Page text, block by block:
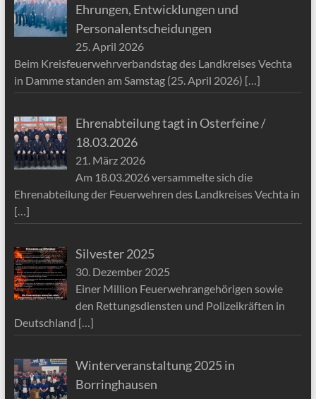
Ehrungen, Entwicklungen und
Personalentscheidungen
25. April 2026
Beim Kreisfeuerwehrverbandstag des Landkreises Vechta
in Damme standen am Samstag (25. April 2026) […]
Ehrenabteilung tagt in Osterfeine /
18.03.2026
21. März 2026
Am 18.03.2026 versammelte sich die
Ehrenabteilung der Feuerwehren des Landkreises Vechta in
[…]
Silvester 2025
30. Dezember 2025
Einer Million Feuerwehrangehörigen sowie
den Rettungsdiensten und Polizeikräften in
Deutschland […]
Winterveranstaltung 2025 in
Borringhausen